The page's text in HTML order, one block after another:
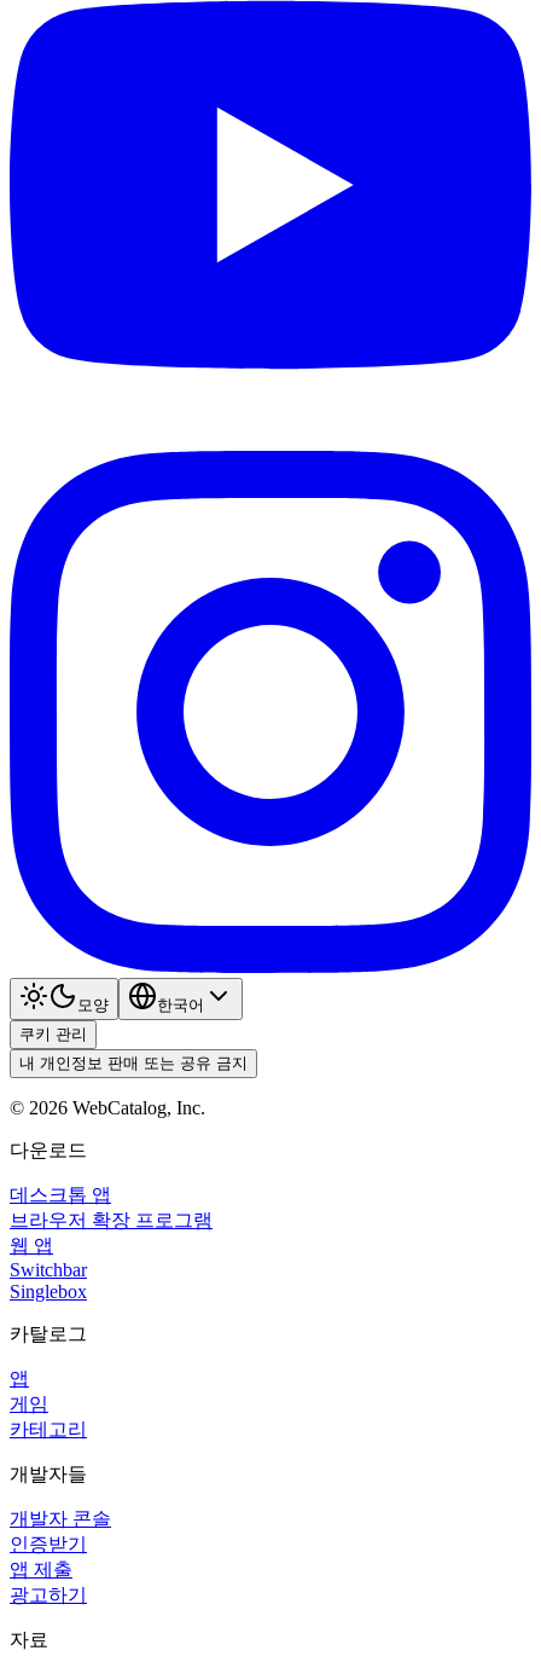
모양
한국어
쿠키 관리
내 개인정보 판매 또는 공유 금지
© 2026 WebCatalog, Inc.
다운로드
데스크톱 앱
브라우저 확장 프로그램
웹 앱
Switchbar
Singlebox
카탈로그
앱
게임
카테고리
개발자들
개발자 콘솔
인증받기
앱 제출
광고하기
자료